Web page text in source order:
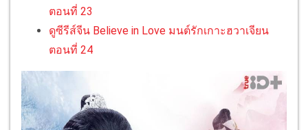
ตอนที่ 23
ดูซีรีส์จีน Believe in Love มนต์รักเกาะฮวาเจียน
ตอนที่ 24